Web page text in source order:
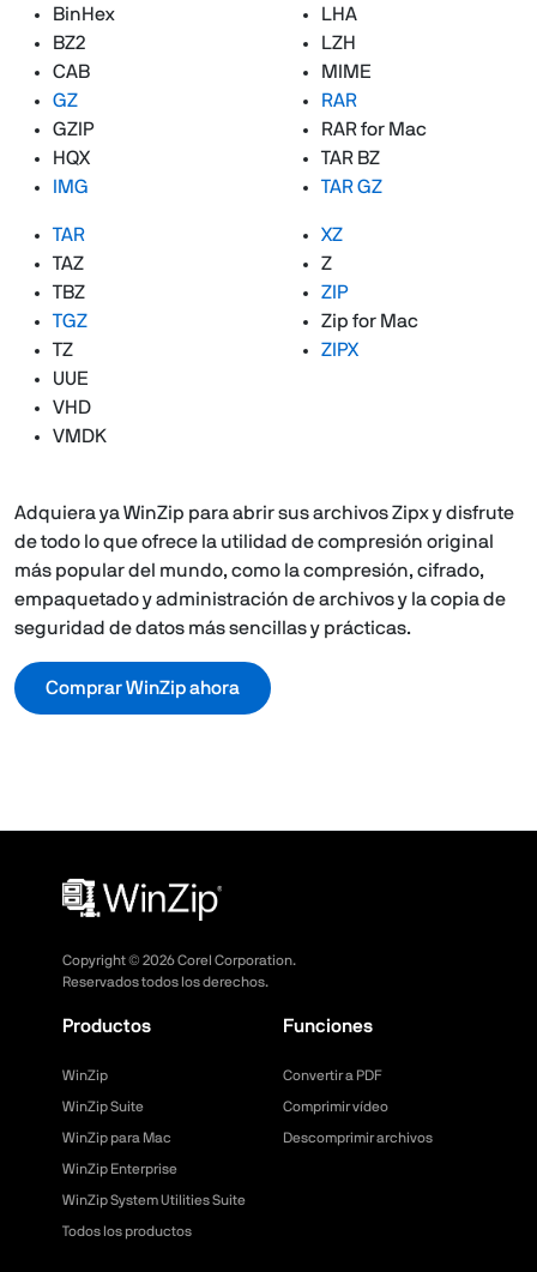
BinHex
BZ2
CAB
GZ
GZIP
HQX
IMG
LHA
LZH
MIME
RAR
RAR for Mac
TAR BZ
TAR GZ
TAR
TAZ
TBZ
TGZ
TZ
UUE
VHD
VMDK
XZ
Z
ZIP
Zip for Mac
ZIPX
Adquiera ya WinZip para abrir sus archivos Zipx y disfrute
de todo lo que ofrece la utilidad de compresión original
más popular del mundo, como la compresión, cifrado,
empaquetado y administración de archivos y la copia de
seguridad de datos más sencillas y prácticas.
Comprar WinZip ahora
Copyright © 2026Corel Corporation.
Reservados todos los derechos.
Productos
WinZip
WinZip Suite
WinZip para Mac
WinZip Enterprise
WinZip System Utilities Suite
Todos los productos
Funciones
Convertir a PDF
Comprimir vídeo
Descomprimir archivos